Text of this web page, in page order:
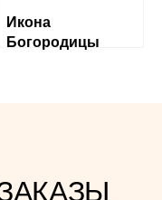
Икона
Богородицы